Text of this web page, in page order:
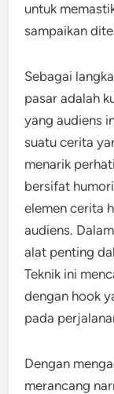
untuk
sampaikan
Sebagai
pasar adalah
yang audiens
suatu cerita
menarik
bersifat
elemen cerita
audiens.
alat penting
Teknik ini
dengan hook
pada
Dengan
merancang